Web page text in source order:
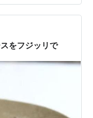
的に梅雨時期が来
いたので先日の土
こういう作業は夫
とあればきっと終
をフジッリで